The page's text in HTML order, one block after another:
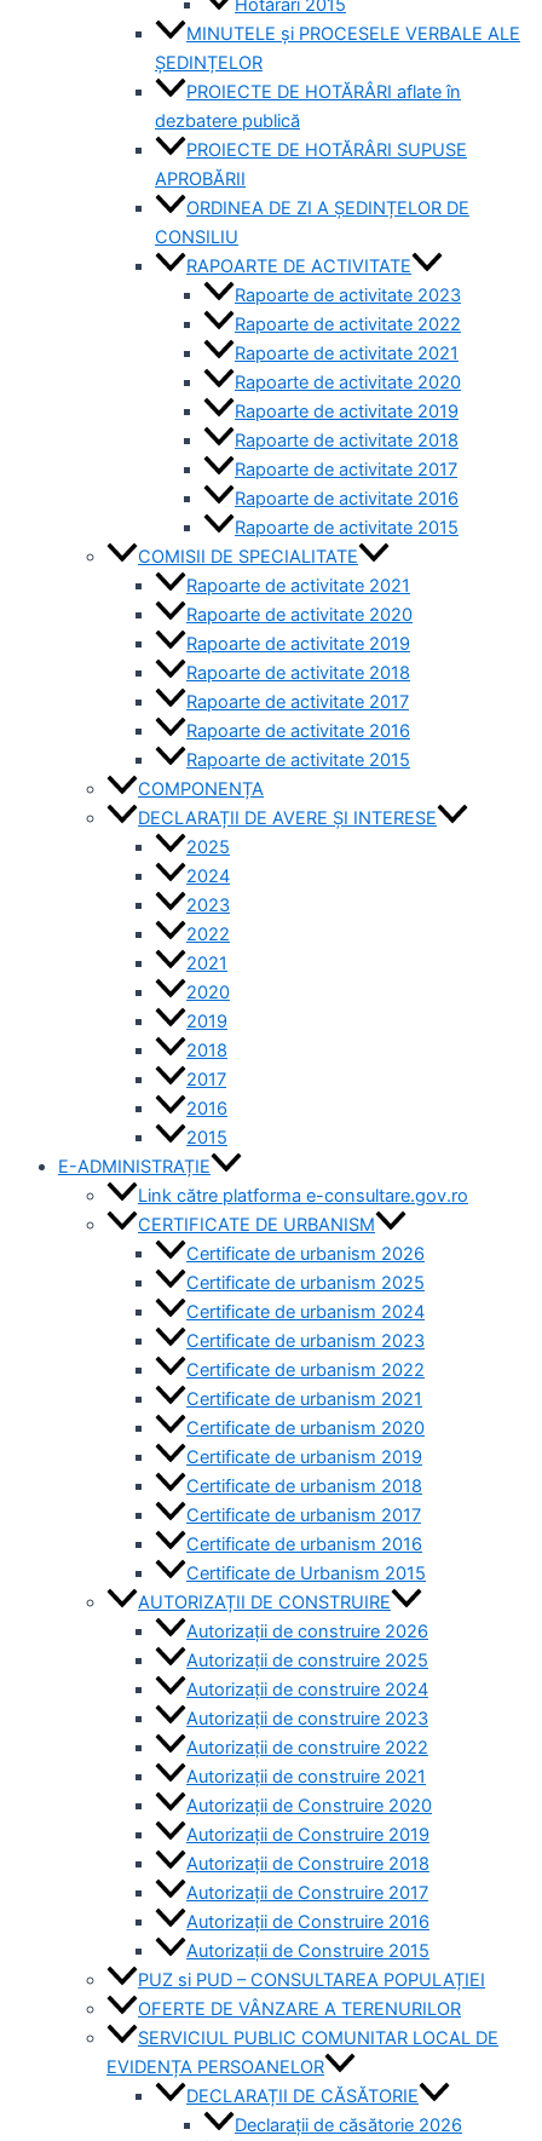
MINUTELE și PROCESELE VERBALE ALE
ȘEDINȚELOR
PROIECTE DE HOTĂRÂRI aflate în
dezbatere publică
PROIECTE DE HOTĂRÂRI SUPUSE
APROBĂRII
ORDINEA DE ZI A ȘEDINȚELOR DE
CONSILIU
RAPOARTE DE ACTIVITATE
Rapoarte de activitate 2023
Rapoarte de activitate 2022
Rapoarte de activitate 2021
Rapoarte de activitate 2020
Rapoarte de activitate 2019
Rapoarte de activitate 2018
Rapoarte de activitate 2017
Rapoarte de activitate 2016
Rapoarte de activitate 2015
COMISII DE SPECIALITATE
Rapoarte de activitate 2021
Rapoarte de activitate 2020
Rapoarte de activitate 2019
Rapoarte de activitate 2018
Rapoarte de activitate 2017
Rapoarte de activitate 2016
Rapoarte de activitate 2015
COMPONENȚA
DECLARAȚII DE AVERE ȘI INTERESE
2025
2024
2023
2022
2021
2020
2019
2018
2017
2016
2015
E-ADMINISTRAȚIE
Link către platforma e-consultare.gov.ro
CERTIFICATE DE URBANISM
Certificate de urbanism 2026
Certificate de urbanism 2025
Certificate de urbanism 2024
Certificate de urbanism 2023
Certificate de urbanism 2022
Certificate de urbanism 2021
Certificate de urbanism 2020
Certificate de urbanism 2019
Certificate de urbanism 2018
Certificate de urbanism 2017
Certificate de urbanism 2016
Certificate de Urbanism 2015
AUTORIZAȚII DE CONSTRUIRE
Autorizații de construire 2026
Autorizații de construire 2025
Autorizații de construire 2024
Autorizații de construire 2023
Autorizații de construire 2022
Autorizații de construire 2021
Autorizații de Construire 2020
Autorizații de Construire 2019
Autorizaţii de Construire 2018
Autorizaţii de Construire 2017
Autorizaţii de Construire 2016
Autorizaţii de Construire 2015
PUZ si PUD – CONSULTAREA POPULAȚIEI
OFERTE DE VÂNZARE A TERENURILOR
SERVICIUL PUBLIC COMUNITAR LOCAL DE
EVIDENȚA PERSOANELOR
DECLARAȚII DE CĂSĂTORIE
Declarații de căsătorie 2026